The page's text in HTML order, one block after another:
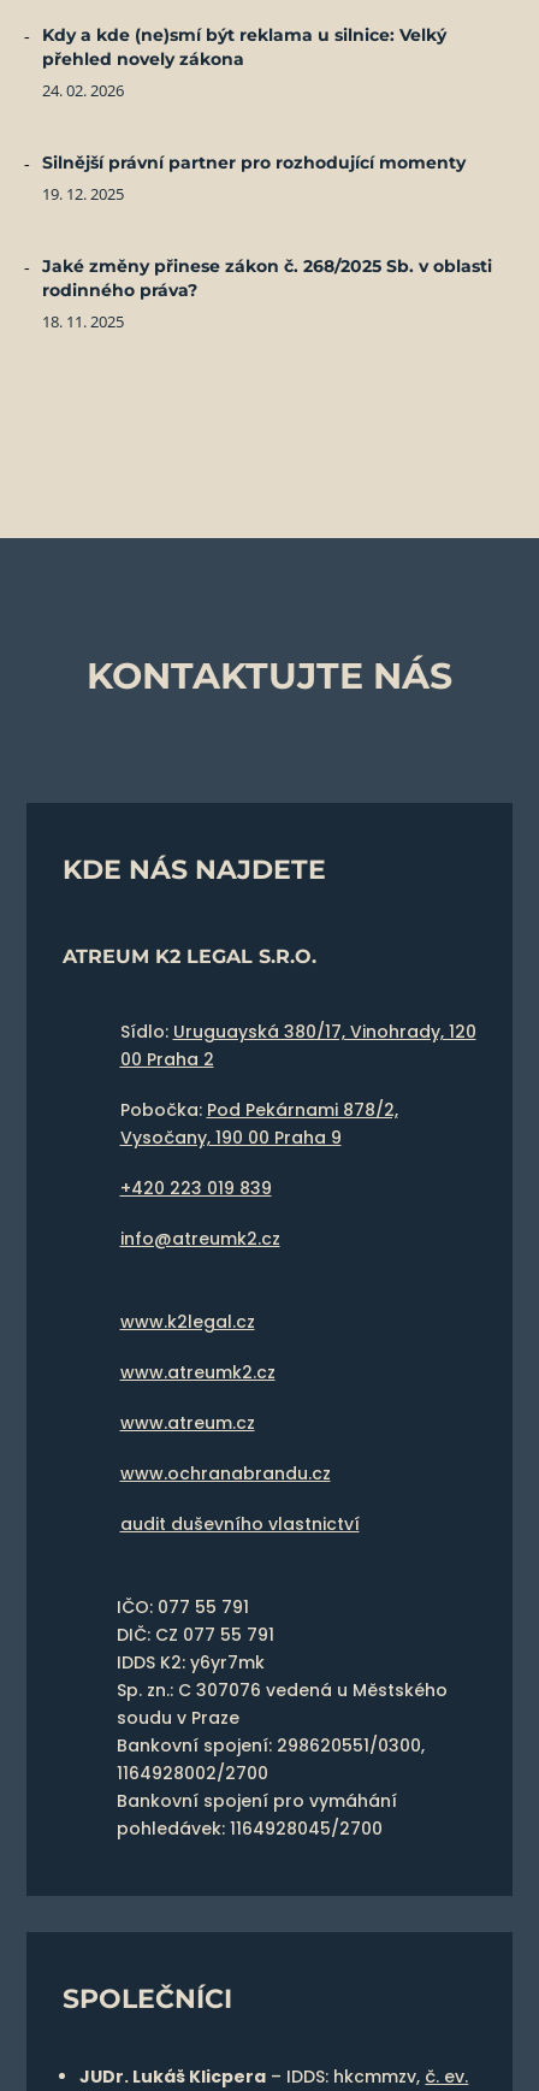
Kdy a kde (ne)smí být reklama u silnice: Velký
přehled novely zákona
24. 02. 2026
Silnější právní partner pro rozhodující momenty
19. 12. 2025
Jaké změny přinese zákon č. 268/2025 Sb. v oblasti
rodinného práva?
18. 11. 2025
KONTAKTUJTE NÁS
KDE NÁS NAJDETE
ATREUM K2 LEGAL S.R.O.
Sídlo: Uruguayská 380/17, Vinohrady, 120
00 Praha 2
Pobočka: Pod Pekárnami 878/2,
Vysočany, 190 00 Praha 9
+420 223 019 839
info@atreumk2.cz
www.k2legal.cz
www.atreumk2.cz
www.atreum.cz
www.ochranabrandu.cz
audit duševního vlastnictví
IČO: 077 55 791
DIČ: CZ 077 55 791
IDDS K2: y6yr7mk
Sp. zn.: C 307076 vedená u Městského
soudu v Praze
Bankovní spojení: 298620551/0300,
1164928002/2700
Bankovní spojení pro vymáhání
pohledávek: 1164928045/2700
SPOLEČNÍCI
JUDr. Lukáš Klicpera – IDDS: hkcmmzv, č. ev.